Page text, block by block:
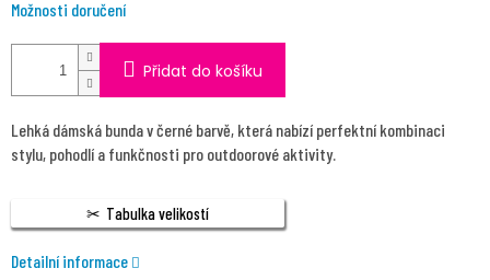
Možnosti doručení
Přidat do košíku
Lehká dámská bunda v černé barvě, která nabízí perfektní kombinaci
stylu, pohodlí a funkčnosti pro outdoorové aktivity.
Tabulka velikostí
Detailní informace